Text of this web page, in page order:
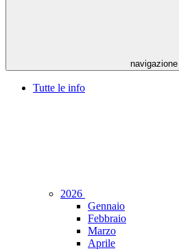
navigazione
Tutte le info
2026
Gennaio
Febbraio
Marzo
Aprile